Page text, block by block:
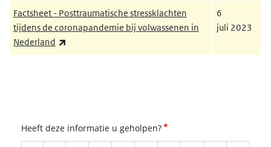
Factsheet - Posttraumatische stressklachten
tijdens de coronapandemie bij volwassenen in
Nederland
6
juli 2023
Heeft deze informatie u geholpen?*